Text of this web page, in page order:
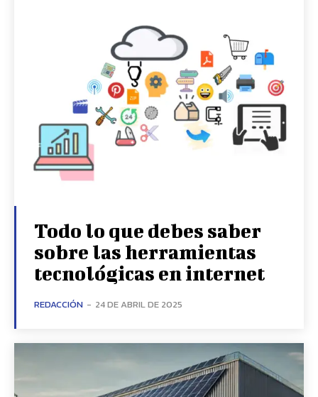
Todo lo que debes saber
sobre las herramientas
tecnológicas en internet
REDACCIÓN - 24 DE ABRIL DE 2025